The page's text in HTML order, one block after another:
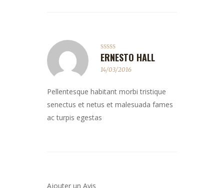
Note4
sur 5
ERNESTO HALL
14/03/2016
Pellentesque habitant morbi tristique
senectus et netus et malesuada fames
ac turpis egestas
Ajouter un Avis